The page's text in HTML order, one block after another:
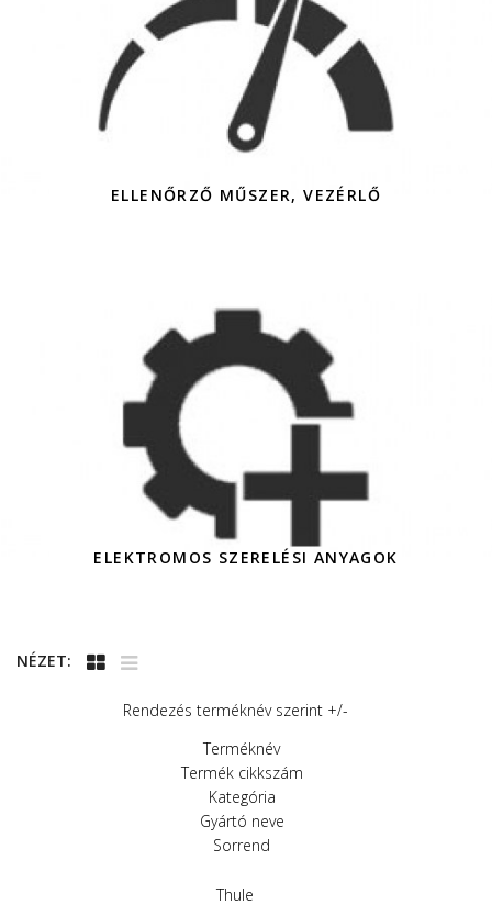
ELLENŐRZŐ MŰSZER, VEZÉRLŐ
ELEKTROMOS SZERELÉSI ANYAGOK
NÉZET:
Rendezés terméknév szerint +/-
Terméknév
Termék cikkszám
Kategória
Gyártó neve
Sorrend
Thule